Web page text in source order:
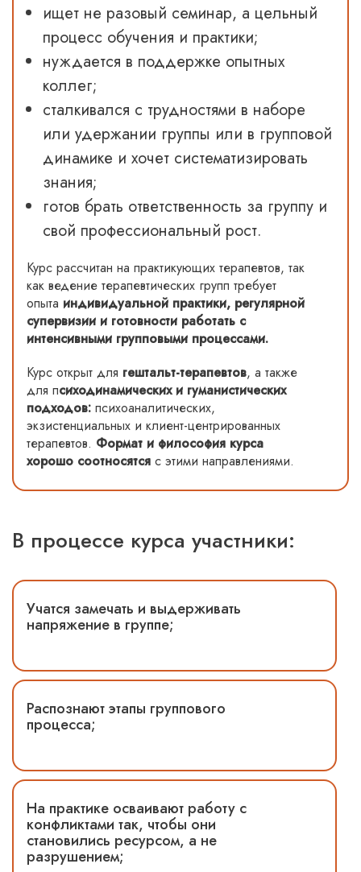
ищет не разовый семинар, а цельный
процесс обучения и практики;
нуждается в поддержке опытных
коллег;
сталкивался с трудностями в наборе
или удержании группы или в групповой
динамике и хочет систематизировать
знания;
готов брать ответственность за группу и
свой профессиональный рост.
Курс рассчитан на практикующих терапевтов, так
как ведение терапевтических групп требует
опыта индивидуальной практики, регулярной
супервизии и готовности работать с
интенсивными групповыми процессами.
Курс открыт для гештальт-терапевтов, а также
для психодинамических и гуманистических
подходов: психоаналитических,
экзистенциальных и клиент-центрированных
терапевтов. Формат и философия курса
хорошо соотносятся с этими направлениями.
В процессе курса участники:
Учатся замечать и выдерживать
напряжение в группе;
Распознают этапы группового
процесса;
На практике осваивают работу с
конфликтами так, чтобы они
становились ресурсом, а не
разрушением;